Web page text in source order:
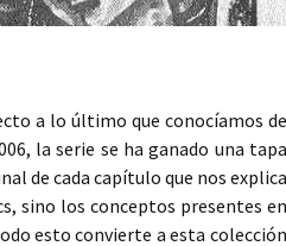
a lo último que conocíamos de
la serie se ha ganado una tapa
de cada capítulo que nos explica
sino los conceptos presentes en
esto convierte a esta colección